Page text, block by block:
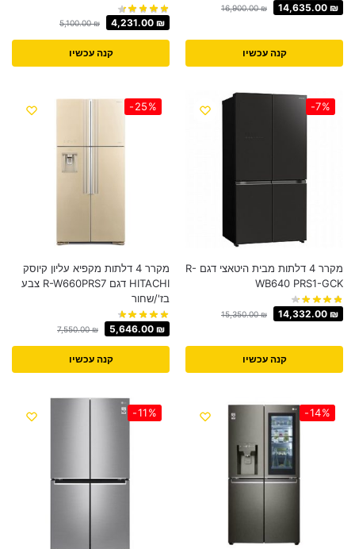
16,900.00₪ 14,635.00 ₪
קנה עכשיו
5,100.00₪ 4,231.00 ₪
קנה עכשיו
-7%
מקרר 4 דלתות מבית היטאצי דגם R-
WB640 PRS1-GCK
15,350.00₪ 14,332.00 ₪
קנה עכשיו
-25%
מקרר 4 דלתות מקפיא עליון קיוסק
HITACHI דגם R-W660PRS7 צבע
בז'/שחור
7,550.00₪ 5,646.00 ₪
קנה עכשיו
-14%
-11%